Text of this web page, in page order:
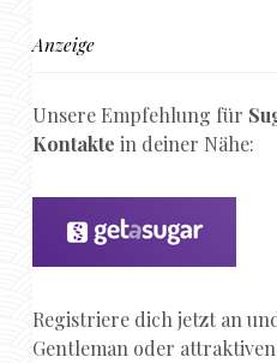
Anzeige
Unsere Empfehlung für
Kontakte in deiner Nähe:
Registriere dich jetzt an
Gentleman oder